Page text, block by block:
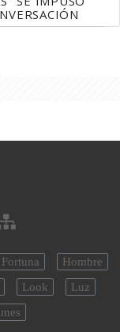
Fortuna
Hombre
Look
Luz